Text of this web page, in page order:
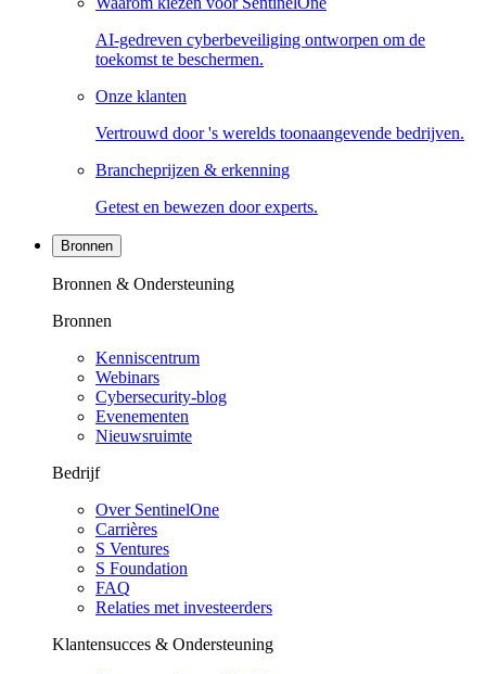
AI-gedreven cyberbeveiliging ontworpen om de
toekomst te beschermen.
Onze klanten
Vertrouwd door 's werelds toonaangevende bedrijven.
Brancheprijzen & erkenning
Getest en bewezen door experts.
Bronnen
Bronnen & Ondersteuning
Bronnen
Kenniscentrum
Webinars
Cybersecurity-blog
Evenementen
Nieuwsruimte
Bedrijf
Over SentinelOne
Carrières
S Ventures
S Foundation
FAQ
Relaties met investeerders
Klantensucces & Ondersteuning